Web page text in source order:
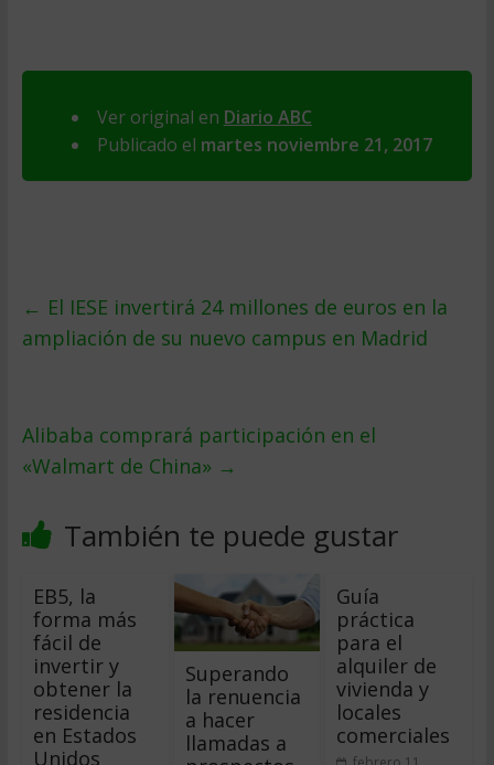
Ver original en Diario ABC
Publicado el martes noviembre 21, 2017
← El IESE invertirá 24 millones de euros en la
ampliación de su nuevo campus en Madrid
Alibaba comprará participación en el
«Walmart de China» →
También te puede gustar
EB5, la
forma más
fácil de
invertir y
obtener la
residencia
en Estados
Unidos
Superando
la renuencia
a hacer
llamadas a
Guía
práctica
para el
alquiler de
vivienda y
locales
comerciales